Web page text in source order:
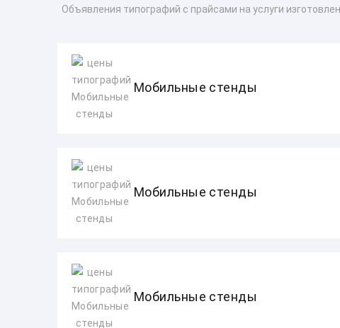
Объявления типографий с прайсами на услуги
Мобильные стенды
Мобильные стенды
Мобильные стенды